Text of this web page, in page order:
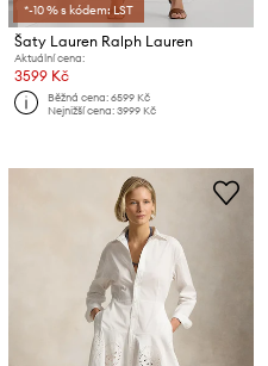
*-10 % s kódem: LST
Šaty Lauren Ralph Lauren
Aktuální cena:
3599 Kč
Běžná cena:6599 Kč
Nejnižší cena:3999 Kč